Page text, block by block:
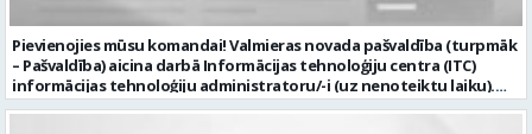
Pievienojies mūsu komandai! Valmieras novada pašvaldība (turpmāk
– Pašvaldība) aicina darbā Informācijas tehnoloģiju centra (ITC)
informācijas tehnoloģiju administratoru/-i (uz nenoteiktu laiku).
Darba vieta: Rūjienas un Naukšēnu apvienību teritorijās Ja Tev ir